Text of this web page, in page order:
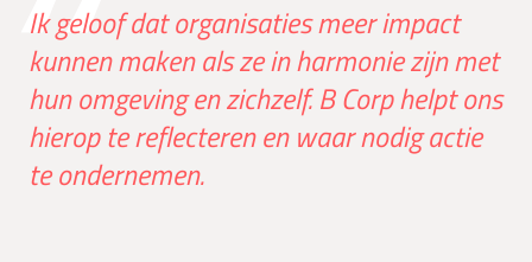
Ik geloof dat organisaties meer impact
kunnen maken als ze in harmonie zijn met
hun omgeving en zichzelf. B Corp helpt ons
hierop te reflecteren en waar nodig actie
te ondernemen.